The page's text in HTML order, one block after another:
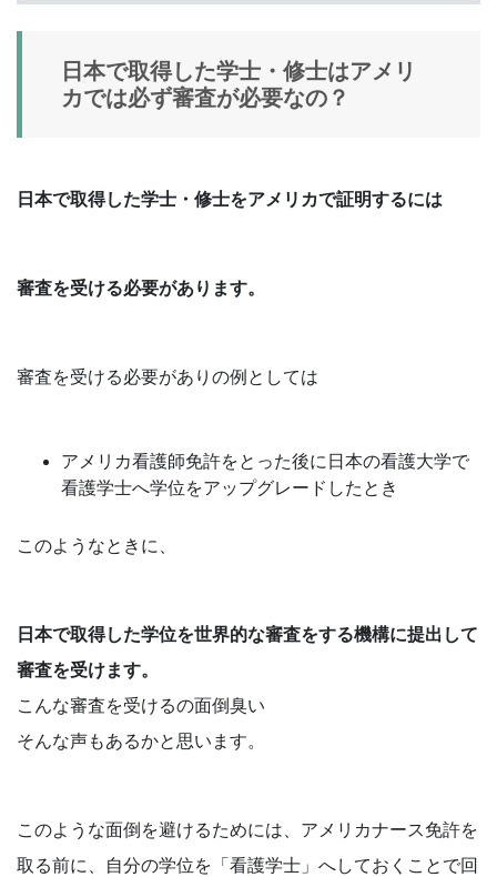
日本で取得した学士・修士はアメリ
カでは必ず審査が必要なの？
日本で取得した学士・修士をアメリカで証明するには
審査を受ける必要があります。
審査を受ける必要がありの例としては
アメリカ看護師免許をとった後に日本の看護大学で
看護学士へ学位をアップグレードしたとき
このようなときに、
日本で取得した学位を世界的な審査をする機構に提出して
審査を受けます。
こんな審査を受けるの面倒臭い
そんな声もあるかと思います。
このような面倒を避けるためには、アメリカナース免許を
取る前に、自分の学位を「看護学士」へしておくことで回